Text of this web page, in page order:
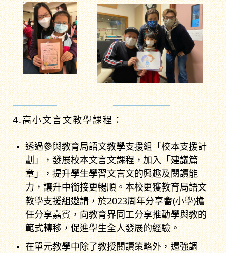
4.高小文言文教學課程：
透過參與教育局語文教學支援組「校本支援計
劃」，發展校本文言文課程，加入「建議篇
章」，提升學生學習文言文的興趣及閱讀能
力，讓升中銜接更暢順。本校更獲教育局語文
教學支援組邀請，於2023周年分享會(小學)擔
任分享嘉賓，向教育界同工分享推動學與教的
範式轉移，促進學生全人發展的經驗。
在單元教學中除了教授閱讀策略外，還強調